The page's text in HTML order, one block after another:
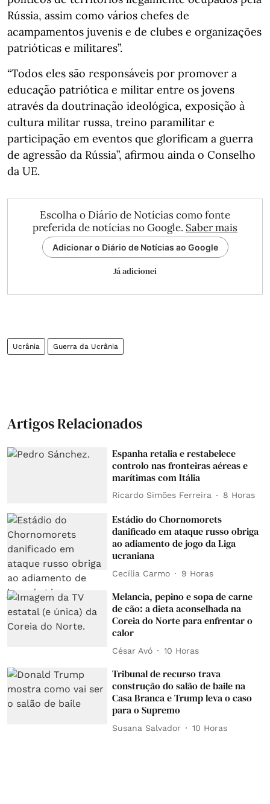
Rússia, assim como vários chefes de
acampamentos juvenis e de clubes e organizações
patrióticas e militares”.
“Todos eles são responsáveis por promover a
educação patriótica e militar entre os jovens
através da doutrinação ideológica, exposição à
cultura militar russa, treino paramilitar e
participação em eventos que glorificam a guerra
de agressão da Rússia”, afirmou ainda o Conselho
da UE.
Escolha o Diário de Notícias como fonte
preferida de notícias no Google. Saber mais
Adicionar o Diário de Notícias ao Google
Já adicionei
Ucrânia Guerra da Ucrânia
Artigos Relacionados
Espanha retalia e restabelece
controlo nas fronteiras aéreas e
marítimas com Itália
Ricardo Simões Ferreira 8 Horas
Estádio do Chornomorets
danificado em ataque russo obriga
ao adiamento de jogo da Liga
ucraniana
Cecília Carmo 9 Horas
Melancia, pepino e sopa de carne
de cão: a dieta aconselhada na
Coreia do Norte para enfrentar o
calor
César Avó 10 Horas
Tribunal de recurso trava
construção do salão de baile na
Casa Branca e Trump leva o caso
para o Supremo
Susana Salvador 10 Horas